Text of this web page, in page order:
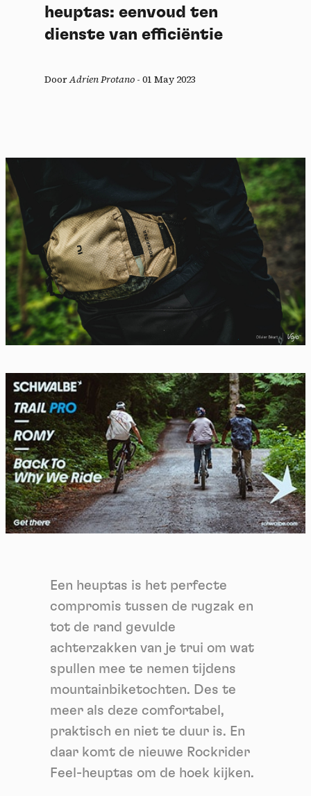
heuptas: eenvoud ten
dienste van efficiëntie
DoorAdrien Protano - 01 May 2023
Een heuptas is het perfecte
compromis tussen de rugzak en
tot de rand gevulde
achterzakken van je trui om wat
spullen mee te nemen tijdens
mountainbiketochten. Des te
meer als deze comfortabel,
praktisch en niet te duur is. En
daar komt de nieuwe Rockrider
Feel-heuptas om de hoek kijken.